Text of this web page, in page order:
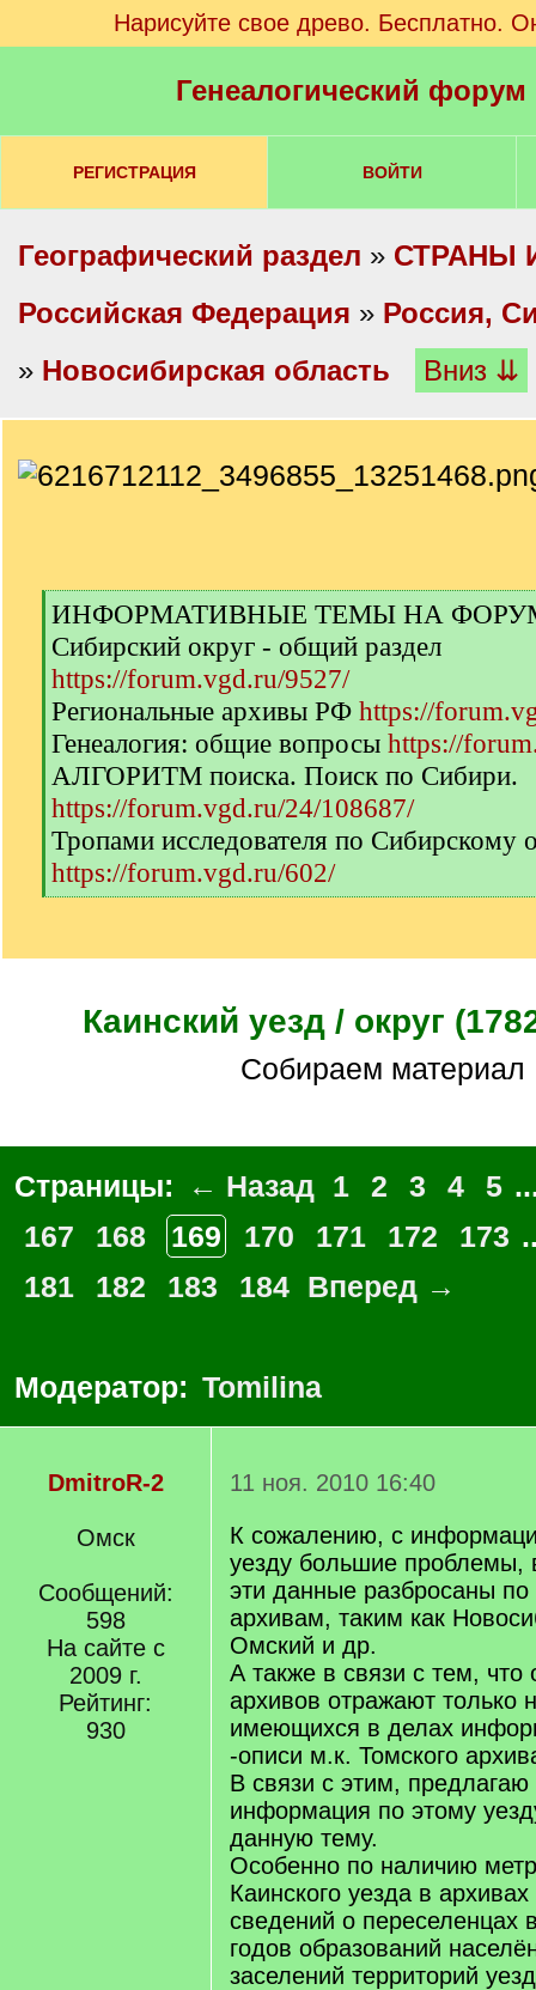
Нарисуйте свое древо. Бесплатно.
Генеалогический
РЕГИСТРАЦИЯ ВОЙТИ
Географический раздел » СТРАНЫ
Российская Федерация » Россия,
» Новосибирская область Вниз ⇊
[
q
]
ИНФОРМАТИВНЫЕ ТЕМЫ НА
Сибирский округ - общий раздел
https://forum.vgd.ru/9527/
Региональные архивы РФ https://
Генеалогия: общие вопросы https://
АЛГОРИТМ поиска. Поиск по Сибири.
https://forum.vgd.ru/24/108687/
Тропами исследователя по Сибирскому
https://forum.vgd.ru/602/
[
]
Каинский уезд / округ
Собираем материал
Страницы: ← Назад 1 2 3 4 5
167
168 169 170 171 172 173
181
182 183 184 Вперед →
Модератор: Tomilina
DmitroR-2
Омск
Сообщений:
598
На сайте с
2009 г.
Рейтинг:
930
11 ноя. 2010 16:40
К сожалению, с
уезду большие проблемы,
эти данные разбросаны по
архивам, таким как
Омский и др.
А также в связи с тем, что
архивов отражают только
имеющихся в делах
-описи м.к. Томского
В связи с этим,
информация по этому
данную тему.
Особенно по наличию
Каинского уезда в
сведений о переселенцах
годов образований
заселений территорий